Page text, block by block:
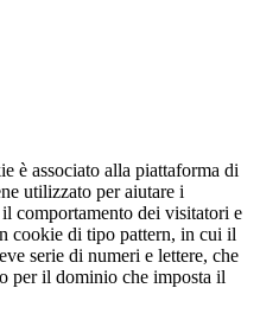
è associato alla piattaforma di
utilizzato per aiutare i
comportamento dei visitatori e
cookie di tipo pattern, in cui il
serie di numeri e lettere, che
per il dominio che imposta il